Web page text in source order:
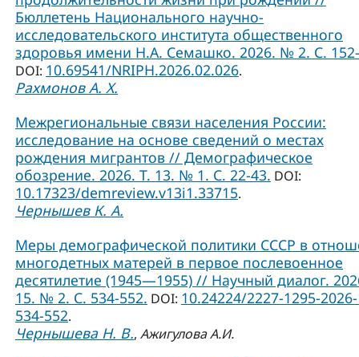
Бюллетень Национального научно-
исследовательского института общественного
здоровья имени Н.А. Семашко. 2026. № 2. С.
DOI: 10.69541/NRIPH.2026.02.026.
Рахмонов А. Х.
Межрегиональные связи населения России:
исследование на основе сведений о местах
рождения мигрантов // Демографическое
обозрение. 2026. Т. 13. № 1. С. 22-43. DOI:
10.17323/demreview.v13i1.33715.
Чернышев К. А.
Меры демографической политики СССР в
многодетных матерей в первое послевоенное
десятилетие (1945—1955) // Научный диалог.
15. № 2. С. 534-552. DOI: 10.24224/2227-1295-
534-552.
Чернышева Н. В., Ажигулова А.И.